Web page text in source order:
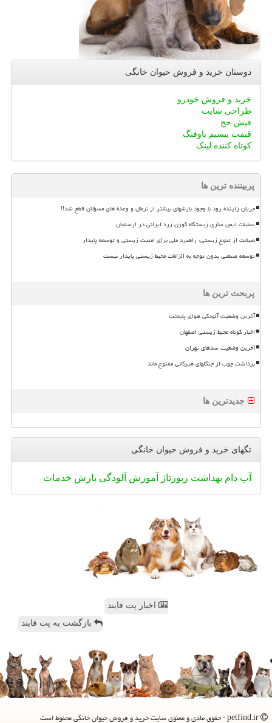
دوستان خرید و فروش حیوان خانگی
خرید و فروش خودرو
طراحی سایت
فیش حج
قیمت بیسیم باوفنگ
کوتاه کننده لینک
پربیننده ترین ها
جریان زاینده رود با وجود بارشهای بیشتر از نرمال و وعده های مسؤلان قطع شد!!
عملیات ایمن سازی زیستگاه گوزن زرد ایرانی در ارسنجان
صیانت از تنوع زیستی، راهبرد ملی برای امنیت زیستی و توسعه پایدار
توسعه صنعتی بدون توجه به الزامات محیط زیستی پایدار نیست
پربحث ترین ها
آخرین وضعیت آلودگی هوای پایتخت
اخبار کوتاه محیط زیستی اصفهان
آخرین وضعیت سدهای تهران
برداشت چوب از جنگلهای هیرکانی ممنوع ماند
جدیدترین ها
تگهای خرید و فروش حیوان خانگی
آب دام بهداشت رپورتاژ آموزش آلودگی بارش خدمات
اخبار پت فایند
بازگشت به پت فایند